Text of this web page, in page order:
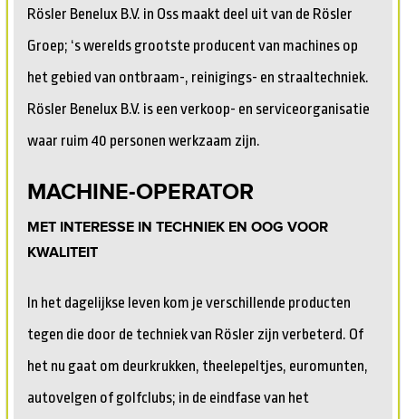
Rösler Benelux B.V. in Oss maakt deel uit van de Rösler
Groep; ‘s werelds grootste producent van machines op
het gebied van ontbraam-, reinigings- en straaltechniek.
Rösler Benelux B.V. is een verkoop- en serviceorganisatie
waar ruim 40 personen werkzaam zijn.
MACHINE-OPERATOR
MET INTERESSE IN TECHNIEK EN OOG VOOR
KWALITEIT
In het dagelijkse leven kom je verschillende producten
tegen die door de techniek van Rösler zijn verbeterd. Of
het nu gaat om deurkrukken, theelepeltjes, euromunten,
autovelgen of golfclubs; in de eindfase van het